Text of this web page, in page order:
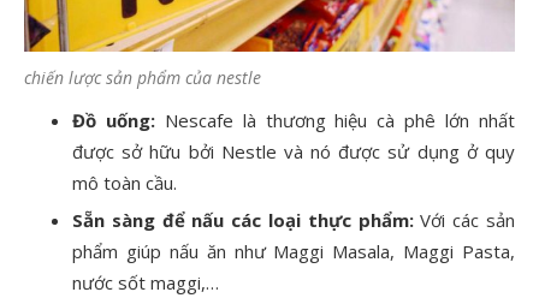
chiến lược sản phẩm của nestle
Đồ uống: Nescafe là thương hiệu cà phê lớn nhất
được sở hữu bởi Nestle và nó được sử dụng ở quy
mô toàn cầu.
Sẵn sàng để nấu các loại thực phẩm:Với các sản
phẩm giúp nấu ăn như Maggi Masala, Maggi Pasta,
nước sốt maggi,…